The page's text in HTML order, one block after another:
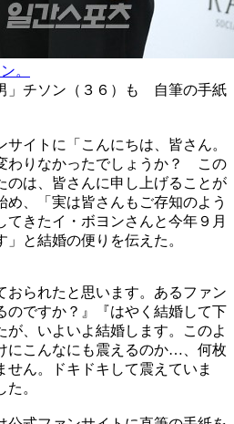
。
」チソン（３６）も 自筆の手紙
イトに「こんにちは、皆さん。
わりなかったでしょうか？ この
のは、皆さんに申し上げることが
め、「実は皆さんもご存知のよう
てきたイ・ボヨンさんと今年９月
と結婚の便りを伝えた。
おられたと思います。あるファン
のですか？』『はやく結婚して下
が、いよいよ結婚します。このよ
にこんなにも震えるのか…、何枚
せん。ドキドキして震えていま
。